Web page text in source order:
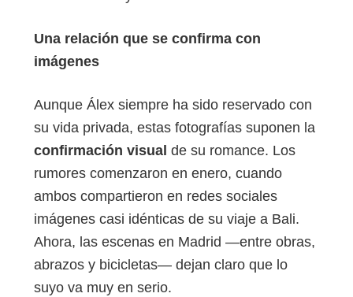
Una relación que se confirma con
imágenes
Aunque Álex siempre ha sido reservado con
su vida privada, estas fotografías suponen la
confirmación visual de su romance. Los
rumores comenzaron en enero, cuando
ambos compartieron en redes sociales
imágenes casi idénticas de su viaje a Bali.
Ahora, las escenas en Madrid —entre obras,
abrazos y bicicletas— dejan claro que lo
suyo va muy en serio.